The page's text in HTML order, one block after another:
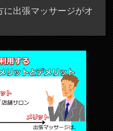
に出張マッサージがオ